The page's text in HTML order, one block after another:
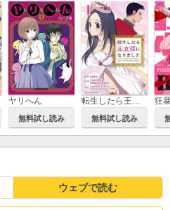
ヤリへん
無料試し読み
転生したら王女様になりました
無料試し読み
狂
ウェブで読む